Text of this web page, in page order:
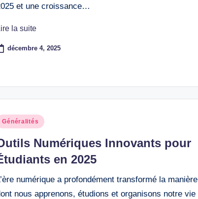
et une croissance…
la suite
décembre 4, 2025
Généralités
Numériques Innovants pour
en 2025
numérique a profondément transformé la manière
nous apprenons, étudions et organisons notre vie